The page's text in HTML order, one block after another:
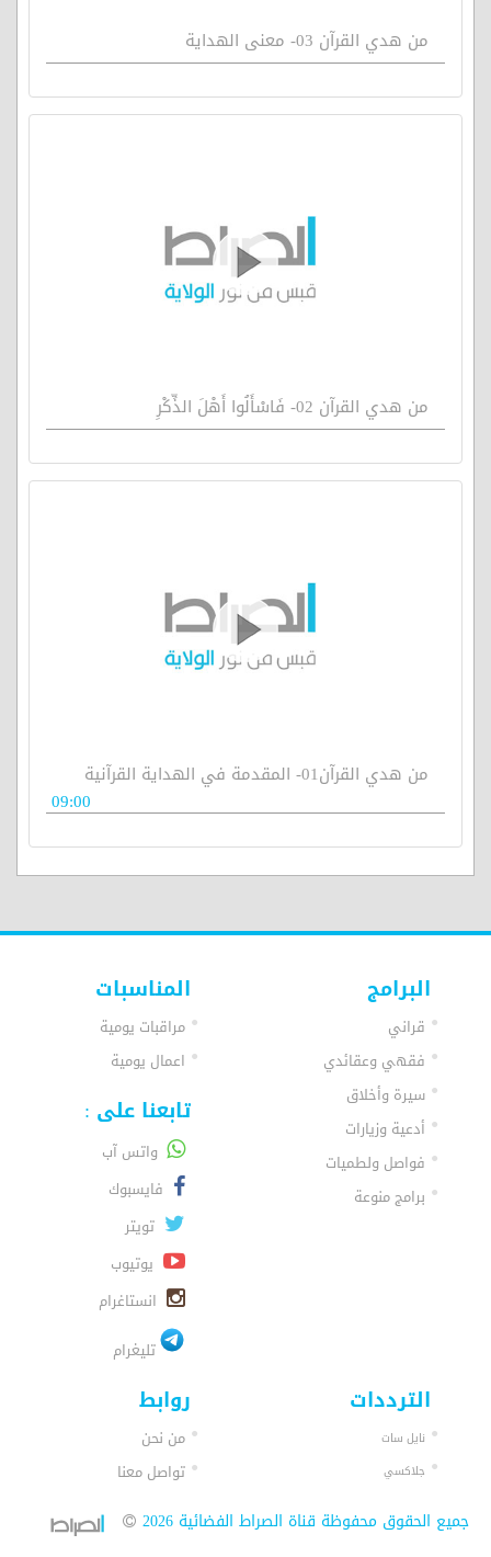
من هدي القرآن 03- معنى الهداية
من هدي القرآن 02- فَاسْأَلُوا أَهْلَ الذِّكْرِ
من هدي القرآن01- المقدمة في الهداية القرآنية
09:00
البرامج
قراني
فقهي وعقائدي
سيرة وأخلاق
أدعية وزيارات
فواصل ولطميات
برامج منوعة
المناسبات
مراقبات يومية
اعمال يومية
تابعنا على :
واتس آب
فايسبوك
تويتر
يوتيوب
انستاغرام
تليغرام
الترددات
نايل سات
جلاكسي
روابط
من نحن
تواصل معنا
جميع الحقوق محفوظة قناة الصراط الفضائية 2026